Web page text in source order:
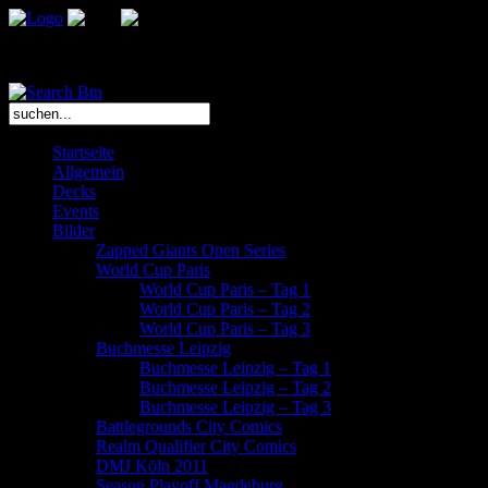
Startseite
Allgemein
Decks
Events
Bilder
Zapped Giants Open Series
World Cup Paris
World Cup Paris – Tag 1
World Cup Paris – Tag 2
World Cup Paris – Tag 3
Buchmesse Leipzig
Buchmesse Leipzig – Tag 1
Buchmesse Leipzig – Tag 2
Buchmesse Leipzig – Tag 3
Battlegrounds City Comics
Realm Qualifier City Comics
DMJ Köln 2011